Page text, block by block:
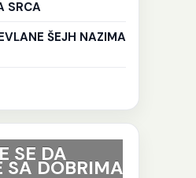
SRCA
ŠEJH NAZIMA
DA
DOBRIMA